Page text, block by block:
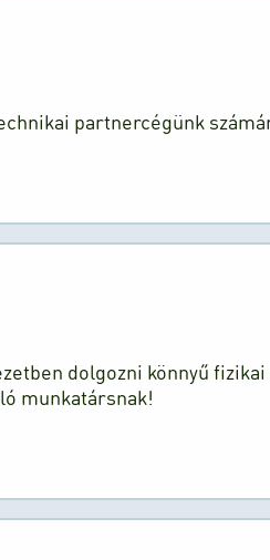
partnercégünk
dolgozni könnyű
munkatársnak!